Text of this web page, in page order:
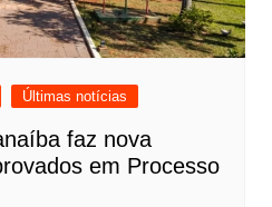
Últimas notícias
faz nova
em Processo